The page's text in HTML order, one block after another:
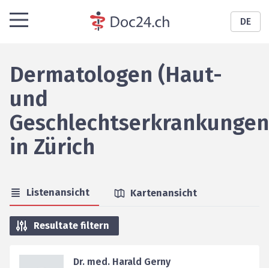
DE
Dermatologen (Haut-
und
in Zürich
Listenansicht Kartenansicht
Resultate filtern
Dr. med. Harald Gerny